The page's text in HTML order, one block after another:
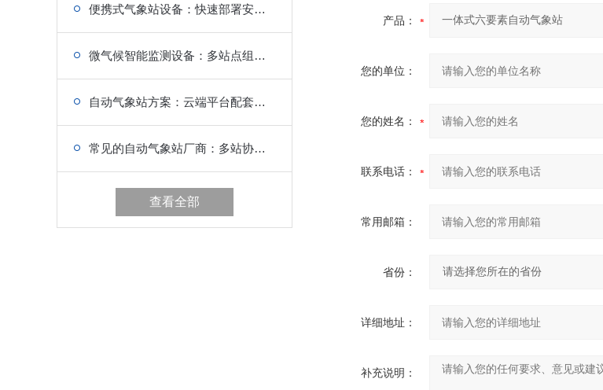
便携式气象站设备：快速部署安装，多要素实时采集
微气候智能监测设备：多站点组网传输，区域微气候联动
自动气象站方案：云端平台配套，适配多行业需求
常见的自动气象站厂商：多站协同组网，防灾减灾核心支撑
查看全部
产品：
您的单位：
您的姓名：
联系电话：
常用邮箱：
省份：
详细地址：
补充说明：